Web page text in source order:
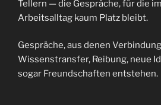
Tellern — die Gespräche, für die
Arbeitsalltag kaum Platz bleibt.
Gespräche, aus denen
Wissenstransfer, Reibung, neue
sogar Freundschaften entstehen.